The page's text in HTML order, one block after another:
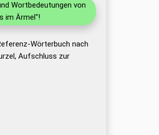
Wortbedeutungen von
im Ärmel"!
Wörterbuch nach
Aufschluss zur